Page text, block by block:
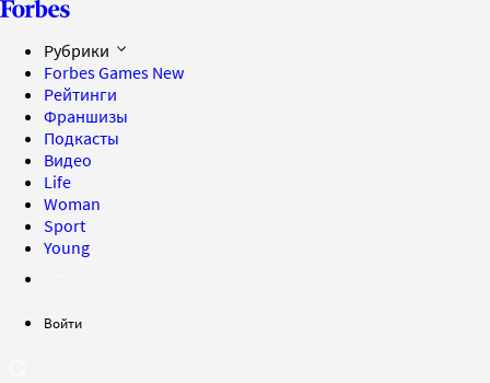
Рубрики
Forbes Games New
Рейтинги
Франшизы
Подкасты
Видео
Life
Woman
Sport
Young
Войти